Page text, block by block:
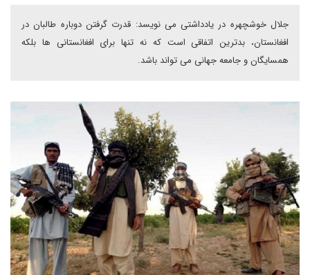
جلال خوشچهره در یادداشتی می نویسد: قدرت گرفتن دوباره طالبان در
افغانستان، بدترین اتفاقی است که نه تنها برای افغانستانی ها بلکه
همسایگان و جامعه جهانی می تواند باشد.